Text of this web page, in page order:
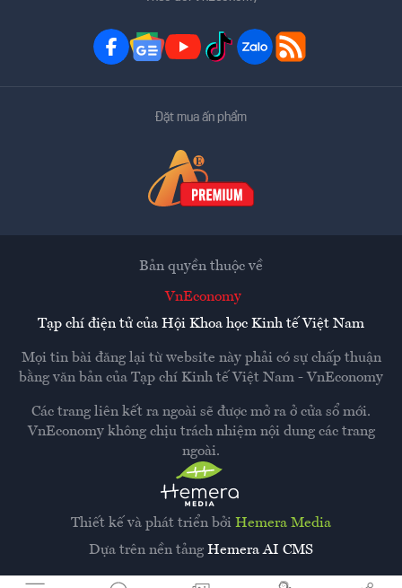
Đặt mua ấn phẩm
Thiết kế và phát triển bởi Hemera Media
Dựa trên nền tảng Hemera AI CMS
Bản quyền thuộc về
VnEconomy
Tạp chí điện tử của Hội Khoa học Kinh tế Việt Nam
Mọi tin bài đăng lại từ website này phải có sự chấp thuận
bằng văn bản của Tạp chí Kinh tế Việt Nam - VnEconomy
Các trang liên kết ra ngoài sẽ được mở ra ở cửa sổ mới.
VnEconomy không chịu trách nhiệm nội dung các trang
ngoài.